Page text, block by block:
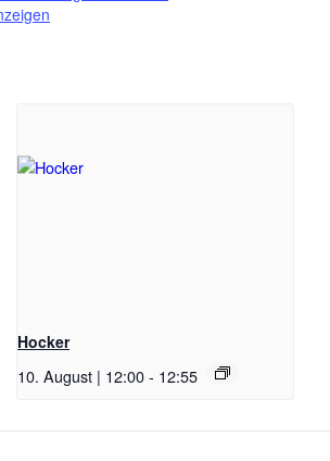
Hocker
10. August | 12:00- 12:55